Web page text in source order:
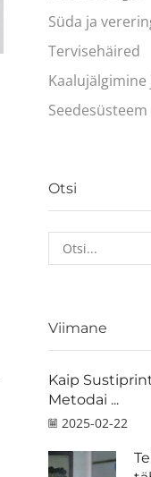
Süda ja
Tervisehäired
Seedesüsteem
Otsi
Viimane
Kaip
Metodai ...
2025-02-22